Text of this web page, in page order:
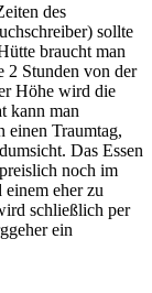
des
sollte
braucht man
2 Stunden von der
Höhe wird die
kann man
einen Traumtag,
Das Essen
noch im
eher zu
schließlich per
ein